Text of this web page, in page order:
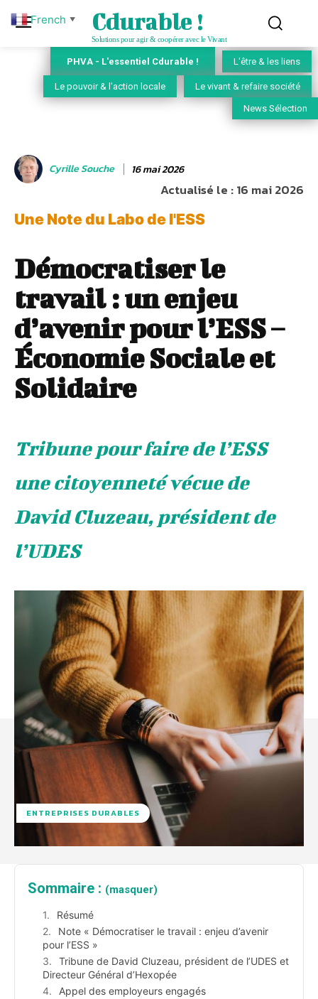
Cdurable !
Solutions pour agir & coopérer avec le Vivant
PHVA - L'essentiel Cdurable ! L'être & les liens
Le pouvoir & l'action locale Le vivant & refaire société
News Sélection
Cyrille Souche 16 mai 2026
Actualisé le :16 mai 2026
Une Note du Labo de l'ESS
Démocratiser le
travail : un enjeu
d’avenir pour l’ESS –
Économie Sociale et
Solidaire
Tribune pour faire de l’ESS
une citoyenneté vécue de
David Cluzeau, président de
l’UDES
ENTREPRISES DURABLES
Sommaire : (masquer)
Résumé
Note « Démocratiser le travail : enjeu d’avenir
pour l’ESS »
Tribune de David Cluzeau, président de l’UDES et
Directeur Général d’Hexopée
Appel des employeurs engagés
French ▼